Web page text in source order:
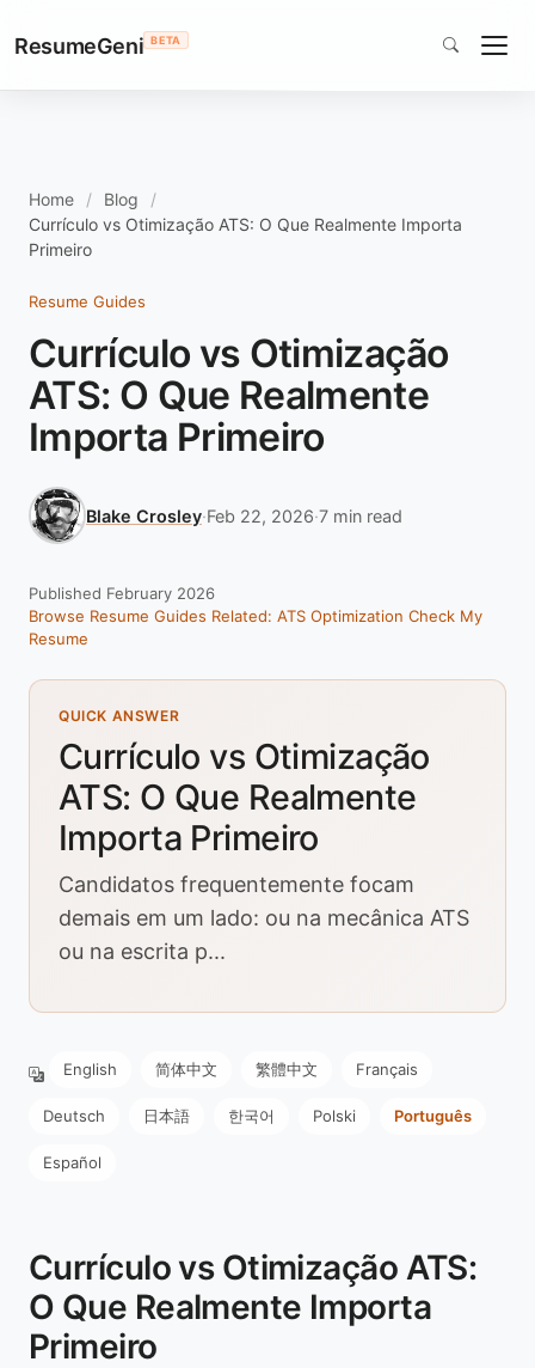
ResumeGeni BETA
Home
Blog
Currículo vs Otimização ATS: O Que Realmente Importa
Primeiro
Resume Guides
Currículo vs Otimização
ATS: O Que Realmente
Importa Primeiro
Blake Crosley·Feb 22, 2026·7 min read
Published February 2026
Browse Resume Guides Related: ATS Optimization Check My
Resume
QUICK ANSWER
Currículo vs Otimização
ATS: O Que Realmente
Importa Primeiro
Candidatos frequentemente focam
demais em um lado: ou na mecânica ATS
ou na escrita p...
English 简体中文 繁體中文 Français
Deutsch 日本語 한국어 Polski Português
Español
Currículo vs Otimização ATS:
O Que Realmente Importa
Primeiro